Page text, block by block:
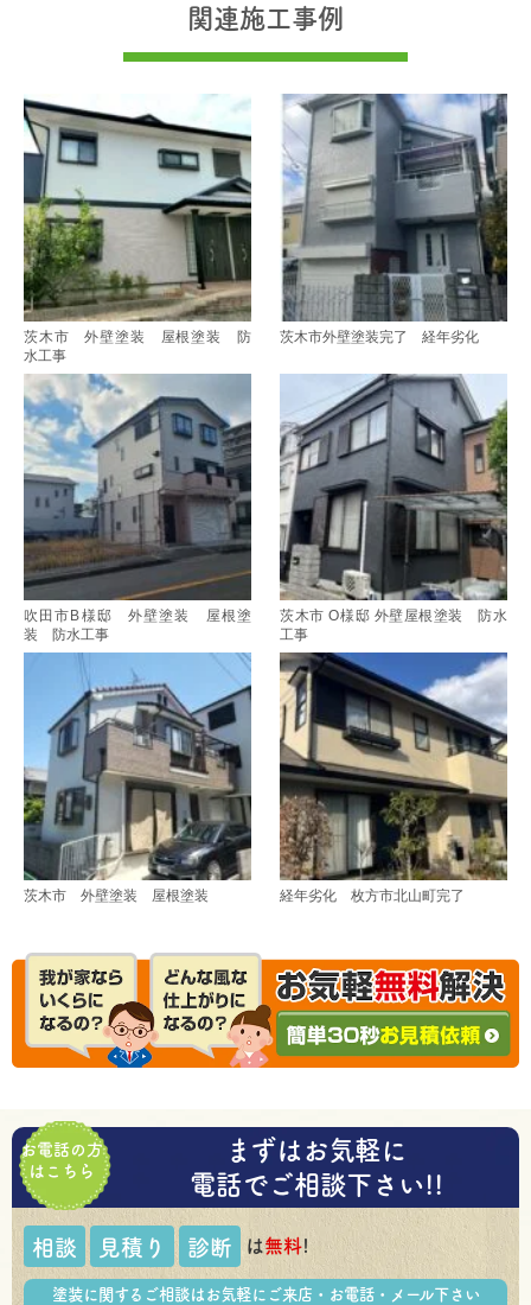
関連施工事例
茨木市 外壁塗装 屋根塗装 防
水工事
茨木市外壁塗装完了 経年劣化
吹田市B様邸 外壁塗装 屋根塗
装 防水工事
茨木市 O様邸 外壁屋根塗装 防水
工事
茨木市 外壁塗装 屋根塗装 経年劣化 枚方市北山町完了
お電話の方
はこちら
まずはお気軽に
電話でご相談下さい!!
相談 見積り 診断 は無料!
塗装に関するご相談はお気軽にご来店・お電話・メール下さい